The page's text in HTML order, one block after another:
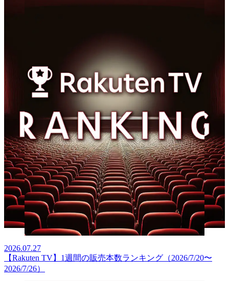
2026.07.27
【Rakuten TV】1週間の販売本数ランキング（2026/7/20〜
2026/7/26）